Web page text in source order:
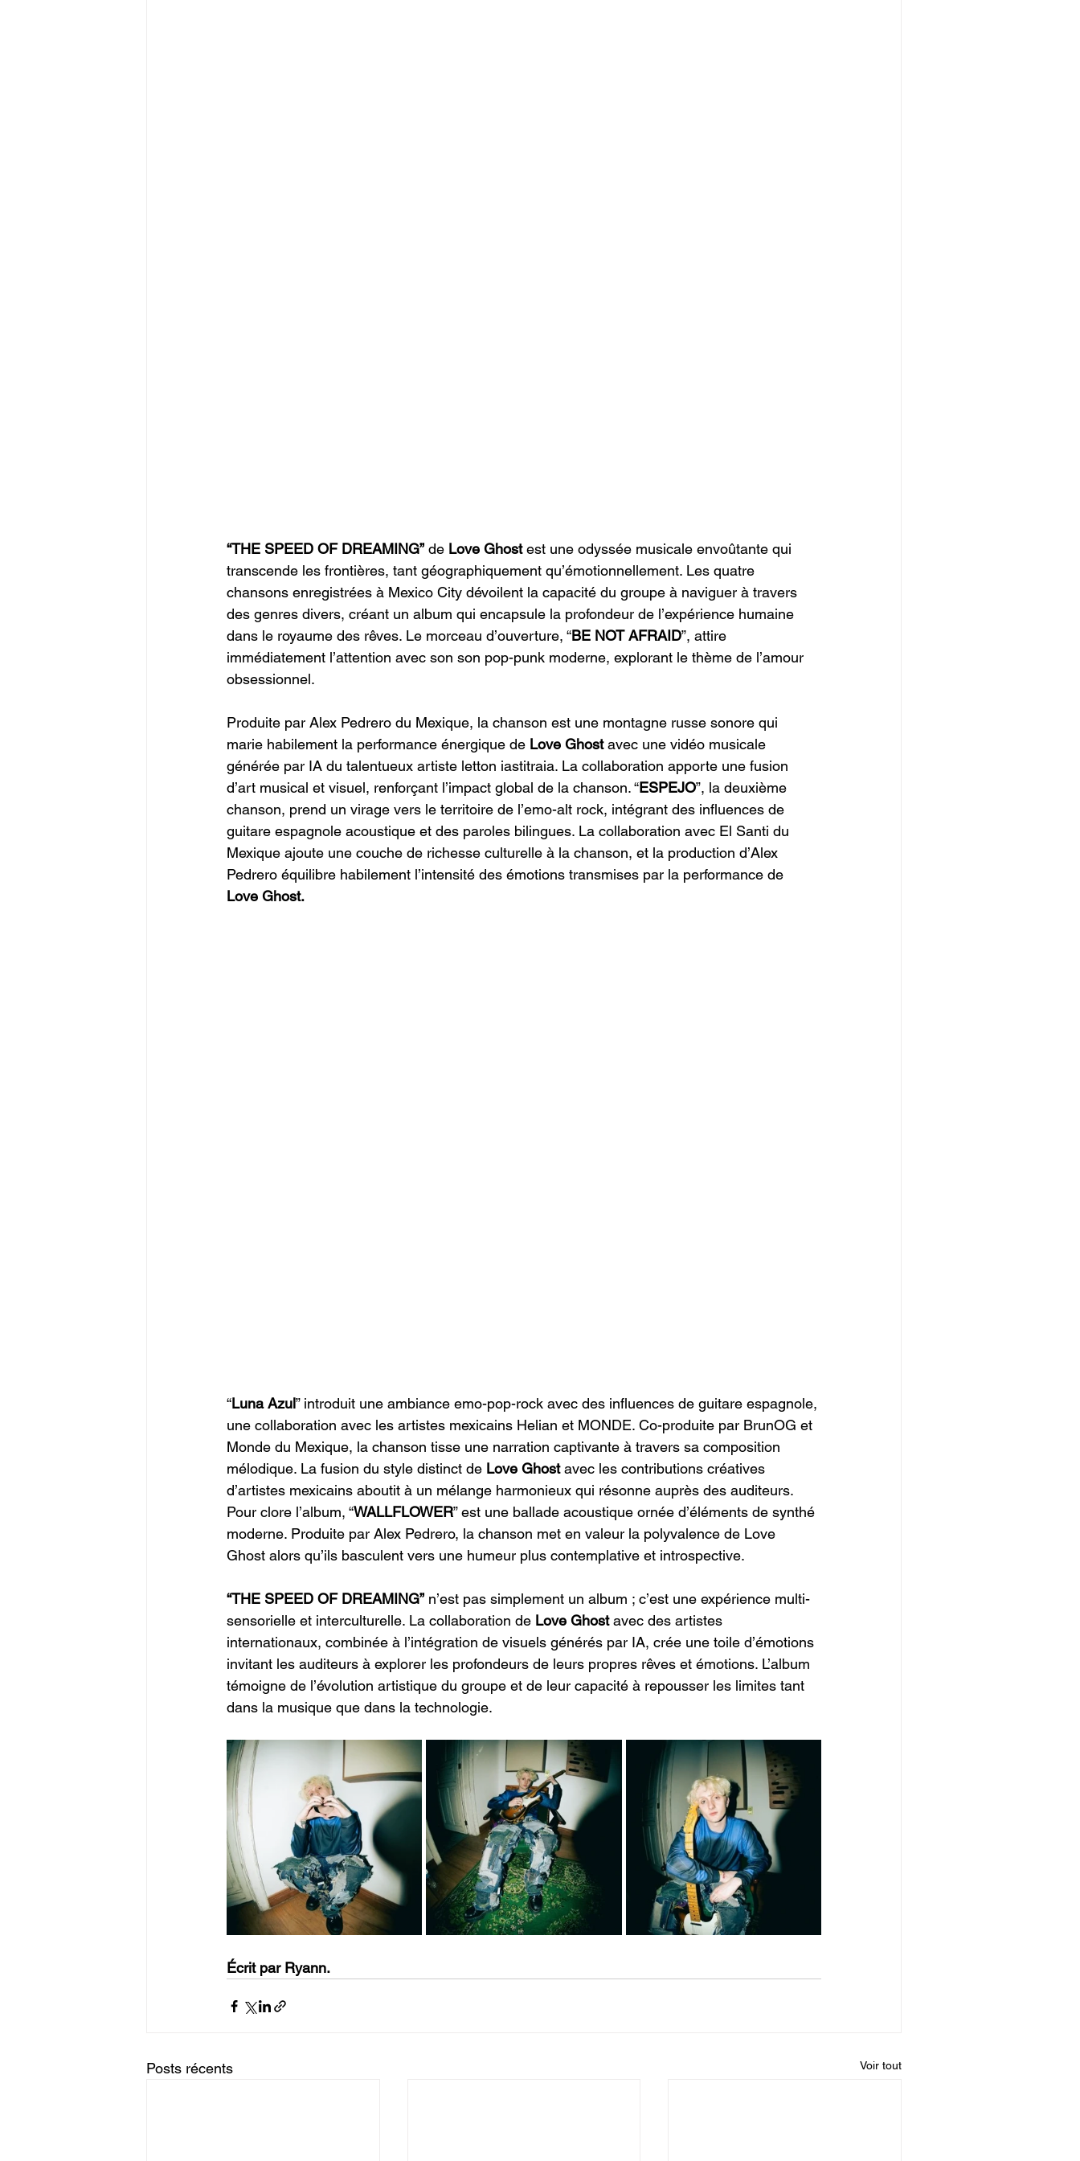
“THE SPEED OF DREAMING” de Love Ghost est une odyssée musicale envoûtante qui
transcende les frontières, tant géographiquement qu’émotionnellement. Les quatre
chansons enregistrées à Mexico City dévoilent la capacité du groupe à naviguer à travers
des genres divers, créant un album qui encapsule la profondeur de l’expérience humaine
dans le royaume des rêves. Le morceau d’ouverture, “BE NOT AFRAID”, attire
immédiatement l’attention avec son son pop-punk moderne, explorant le thème de l’amour
obsessionnel.
Produite par Alex Pedrero du Mexique, la chanson est une montagne russe sonore qui
marie habilement la performance énergique de Love Ghost avec une vidéo musicale
générée par IA du talentueux artiste letton iastitraia. La collaboration apporte une fusion
d’art musical et visuel, renforçant l’impact global de la chanson. “ESPEJO”, la deuxième
chanson, prend un virage vers le territoire de l’emo-alt rock, intégrant des influences de
guitare espagnole acoustique et des paroles bilingues. La collaboration avec El Santi du
Mexique ajoute une couche de richesse culturelle à la chanson, et la production d’Alex
Pedrero équilibre habilement l’intensité des émotions transmises par la performance de
Love Ghost.
“Luna Azul” introduit une ambiance emo-pop-rock avec des influences de guitare espagnole,
une collaboration avec les artistes mexicains Helian et MONDE. Co-produite par BrunOG et
Monde du Mexique, la chanson tisse une narration captivante à travers sa composition
mélodique. La fusion du style distinct de Love Ghost avec les contributions créatives
d’artistes mexicains aboutit à un mélange harmonieux qui résonne auprès des auditeurs.
Pour clore l’album, “WALLFLOWER” est une ballade acoustique ornée d’éléments de synthé
moderne. Produite par Alex Pedrero, la chanson met en valeur la polyvalence de Love
Ghost alors qu’ils basculent vers une humeur plus contemplative et introspective.
“THE SPEED OF DREAMING” n’est pas simplement un album ; c’est une expérience multi-
sensorielle et interculturelle. La collaboration de Love Ghost avec des artistes
internationaux, combinée à l’intégration de visuels générés par IA, crée une toile d’émotions
invitant les auditeurs à explorer les profondeurs de leurs propres rêves et émotions. L’album
témoigne de l’évolution artistique du groupe et de leur capacité à repousser les limites tant
dans la musique que dans la technologie.
Écrit par Ryann.
Posts récents Voir tout